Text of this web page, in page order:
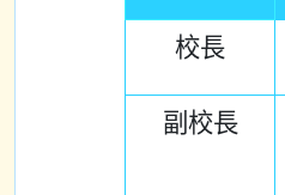
校長
副校長